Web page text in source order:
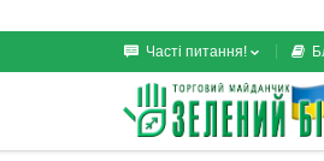
Часті питання!